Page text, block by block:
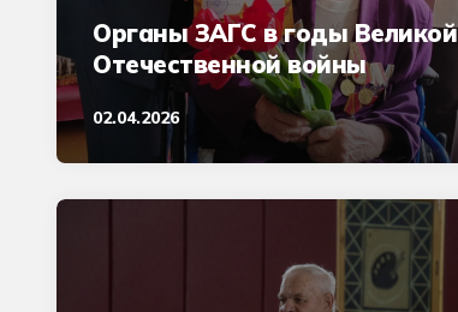
Органы ЗАГС в годы Великой
Отечественной войны
02.04.2026